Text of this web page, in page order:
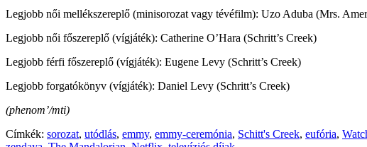
Legjobb női mellékszereplő (minisorozat vagy tévéfilm): Uzo Aduba (Mrs.
Legjobb női főszereplő (vígjáték): Catherine O’Hara (Schritt’s Creek)
Legjobb férfi főszereplő (vígjáték): Eugene Levy (Schritt’s Creek)
Legjobb forgatókönyv (vígjáték): Daniel Levy (Schritt’s Creek)
(phenom’/mti)
Címkék: sorozat, utódlás, emmy, emmy-ceremónia, Schitt's Creek, eufória,